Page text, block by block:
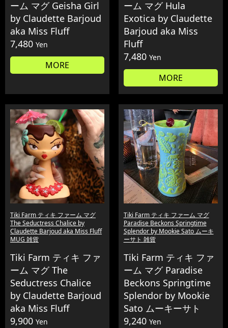
ーム マグ Geisha Girl
by Claudette Barjoud
aka Miss Fluff
7,480 Yen
MORE
ーム マグ Hula
Exotica by Claudette
Barjoud aka Miss
Fluff
7,480 Yen
MORE
Tiki Farm ティキ ファーム マグ
The Seductress Chalice by
Claudette Barjoud aka Miss Fluff
MUG 雑貨
Tiki Farm ティキ ファ
ーム マグ The
Seductress Chalice
by Claudette Barjoud
aka Miss Fluff
9,900 Yen
Tiki Farm ティキ ファーム マグ
Paradise Beckons Springtime
Splendor by Mookie Sato ムーキ
ーサト 雑貨
Tiki Farm ティキ ファ
ーム マグ Paradise
Beckons Springtime
Splendor by Mookie
Sato ムーキーサト
9,240 Yen